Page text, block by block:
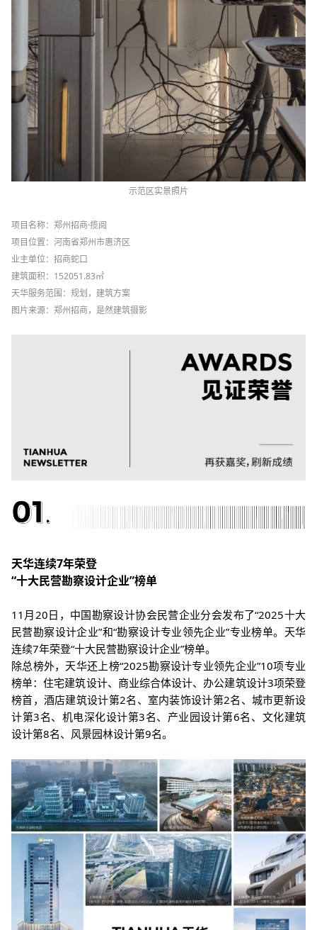
示范区实景照片
项目名称：郑州招商·揽阅
项目位置：河南省郑州市惠济区
业主单位：招商蛇口
建筑面积： 152051.83㎡
天华服务范围：规划，建筑方案
图片来源：郑州招商，是然建筑摄影
天华连续7年荣登
“十大民营勘察设计企业”榜单
11 月20日，中国勘察设计协会民营企业分会发布了“2025十大
民营勘察设计企业”和“勘察设计专业领先企业”专业榜单。天华
连续7年荣登“十大民营勘察设计企业”榜单。
除总榜外，天华还上榜“2025勘察设计专业领先企业”10项专业
榜单：住宅建筑设计、商业综合体设计、办公建筑设计3项荣登
榜首， 酒店建筑设计第2名、 室内装饰设计第2名、 城市更新设
计第3名、 机电深化设计第3名、 产业园设计第6名、 文化建筑
设计第8名、 风景园林设计第9名。